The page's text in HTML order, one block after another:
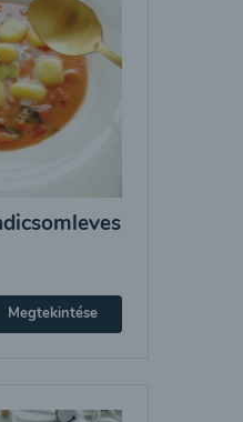
Megtekintése